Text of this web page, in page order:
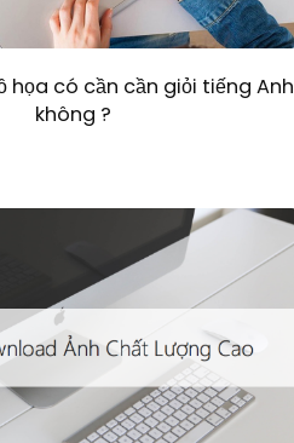
họa có cần cần giỏi tiếng Anh
không ?